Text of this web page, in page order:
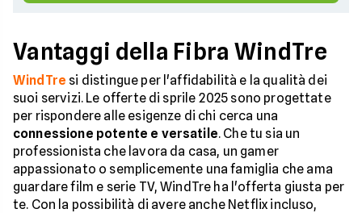
Vantaggi della Fibra WindTre
WindTre si distingue per l'affidabilità e la qualità dei
suoi servizi. Le offerte di sprile 2025 sono progettate
per rispondere alle esigenze di chi cerca una
connessione potente e versatile. Che tu sia un
professionista che lavora da casa, un gamer
appassionato o semplicemente una famiglia che ama
guardare film e serie TV, WindTre ha l'offerta giusta per
te. Con la possibilità di avere anche Netflix incluso,